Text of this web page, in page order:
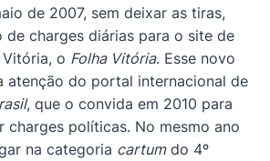
de 2007, sem deixar as tiras,
de charges diárias para o site de
o Folha Vitória. Esse novo
atenção do portal internacional de
, que o convida em 2010 para
charges políticas. No mesmo ano
na categoria cartumdo 4º